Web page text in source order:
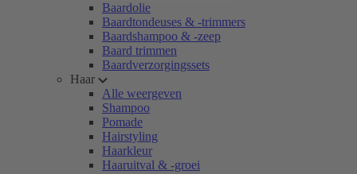
Baardolie
Baardtondeuses & -trimmers
Baardshampoo & -zeep
Baard trimmen
Baardverzorgingssets
Haar
Alle weergeven
Shampoo
Pomade
Hairstyling
Haarkleur
Haaruitval & -groei